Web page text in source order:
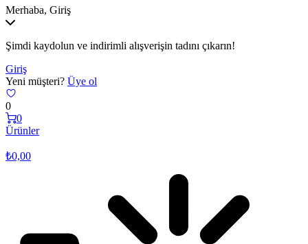
Merhaba, Giriş
Şimdi kaydolun ve indirimli alışverişin tadını çıkarın!
Giriş
Yeni müşteri? Üye ol
0
0
Ürünler
₺0,00